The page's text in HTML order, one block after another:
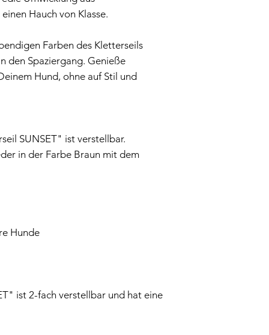
Hauch von Klasse.
Farben des Kletterseils
den Spaziergang. Genieße
Hund, ohne auf Stil und
SUNSET" ist verstellbar.
in der Farbe Braun mit dem
Hunde
ist 2-fach verstellbar und hat eine